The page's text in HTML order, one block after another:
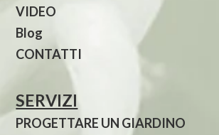
VIDEO
Blog
CONTATTI
SERVIZI
PROGETTARE UN GIARDINO